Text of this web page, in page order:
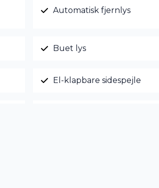
Automatisk fjernlys
Buet lys
El-klapbare sidespejle